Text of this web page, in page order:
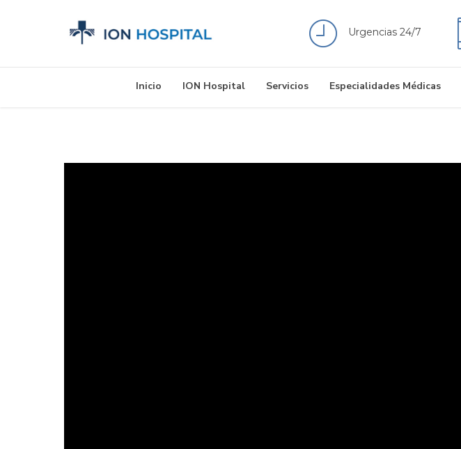
Urgencias 24/7
Inicio ION Hospital Servicios Especialidades Médicas